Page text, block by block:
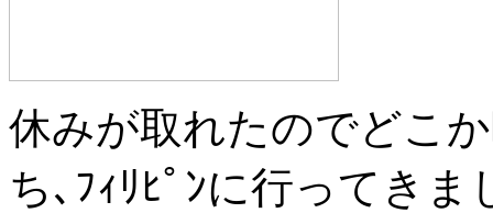
休みが取れたのでどこ
ち､ﾌｨﾘﾋﾟﾝに行ってきま